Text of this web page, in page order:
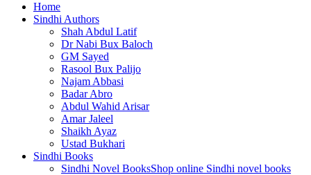
Home
Sindhi Authors
Shah Abdul Latif
Dr Nabi Bux Baloch
GM Sayed
Rasool Bux Palijo
Najam Abbasi
Badar Abro
Abdul Wahid Arisar
Amar Jaleel
Shaikh Ayaz
Ustad Bukhari
Sindhi Books
Sindhi Novel BooksShop online Sindhi novel books